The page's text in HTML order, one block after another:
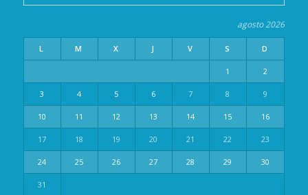
agosto 2026
L M X J V S D
1 2
3 4 5 6 7 8 9
10 11 12 13 14 15 16
17 18 19 20 21 22 23
24 25 26 27 28 29 30
31